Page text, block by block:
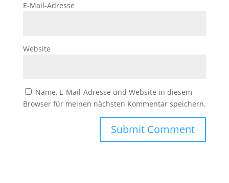
E-Mail-Adresse
Website
Name, E-Mail-Adresse und Website in diesem
Browser für meinen nächsten Kommentar speichern.